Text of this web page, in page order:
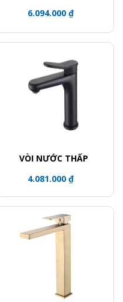
6.094.000 ₫
VÒI NƯỚC THẤP
4.081.000 ₫